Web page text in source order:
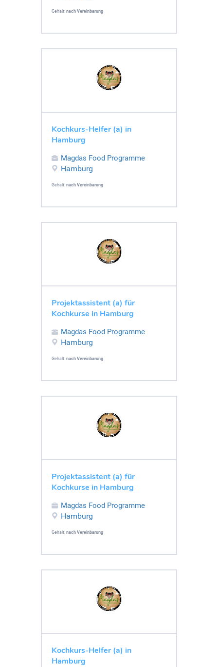
Gehalt: nach Vereinbarung
Kochkurs-Helfer (a) in
Hamburg
Magdas Food Programme
Hamburg
Gehalt: nach Vereinbarung
Projektassistent (a) für
Kochkurse in Hamburg
Magdas Food Programme
Hamburg
Gehalt: nach Vereinbarung
Projektassistent (a) für
Kochkurse in Hamburg
Magdas Food Programme
Hamburg
Gehalt: nach Vereinbarung
Kochkurs-Helfer (a) in
Hamburg